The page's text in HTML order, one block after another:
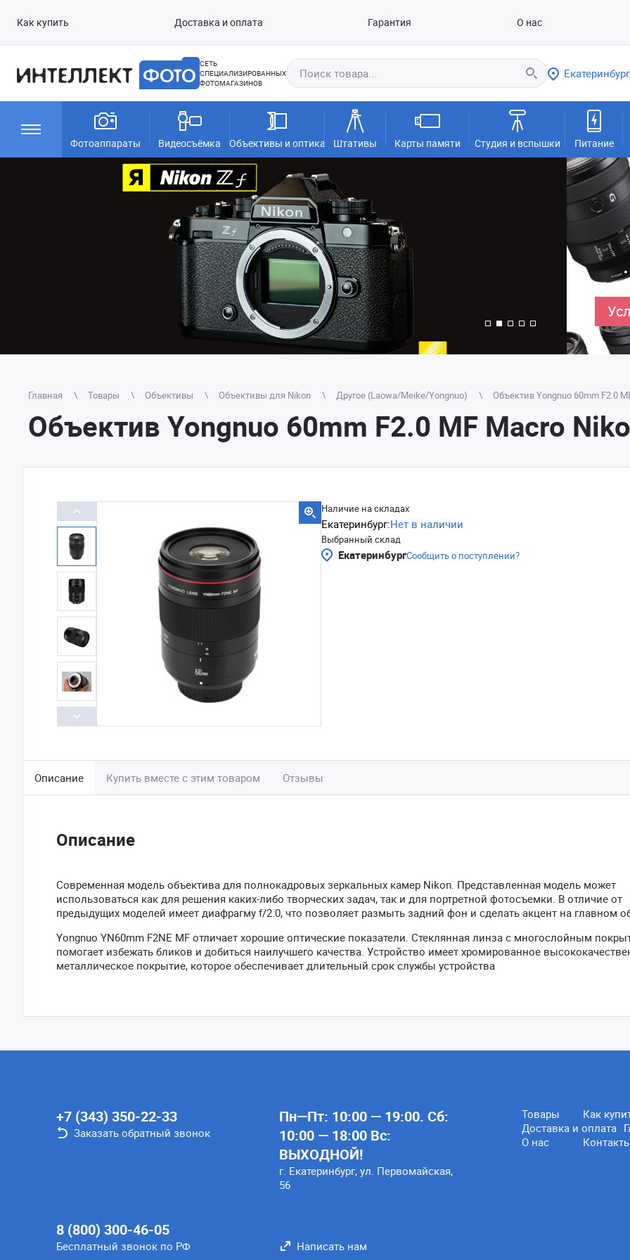
Как купить Доставка и оплата Гарантия О нас
СЕТЬ
СПЕЦИАЛИЗИРОВАННЫХ
ФОТОМАГАЗИНОВ
Екатеринбург
Фотоаппараты Видеосъёмка Объективы и оптика Штативы Карты памяти Студия и вспышки Питание
Главная Товары Объективы Объективы для Nikon Другое (Laowa/Meike/Yongnuo) Объектив Yongnuo 60mm F2.0
Объектив Yongnuo 60mm F2.0 MF Macro
Наличие на складах
Екатеринбург:Нет в наличии
Выбранный склад
ЕкатеринбургСообщить о поступлении?
Описание Купить вместе с этим товаром Отзывы
Описание
Современная модель объектива для полнокадровых зеркальных камер Nikon. Представленная модель может
использоваться как для решения каких-либо творческих задач, так и для портретной фотосъемки. В отличие от
предыдущих моделей имеет диафрагму f/2.0, что позволяет размыть задний фон и сделать акцент на главном
Yongnuo YN60mm F2NE MF отличает хорошие оптические показатели. Стеклянная линза с многослойным
помогает избежать бликов и добиться наилучшего качества. Устройство имеет хромированное
металлическое покрытие, которое обеспечивает длительный срок службы устройства
+7 (343) 350-22-33
Заказать обратный звонок
8 (800) 300-46-05
Бесплатный звонок по РФ
Пн—Пт: 10:00 — 19:00. Сб:
10:00 — 18:00 Вс:
ВЫХОДНОЙ!
г. Екатеринбург, ул. Первомайская,
56
Товары
Как
Доставка и оплата
О нас
Написать нам